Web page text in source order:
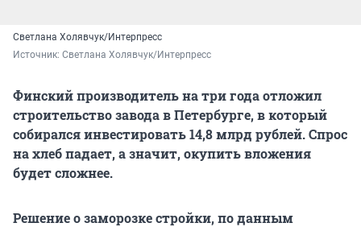
Светлана Холявчук/Интерпресс
Источник: Светлана Холявчук/Интерпресс
Финский производитель на три года отложил
строительство завода в Петербурге, в который
собирался инвестировать 14,8 млрд рублей. Спрос
на хлеб падает, а значит, окупить вложения
будет сложнее.
Решение о заморозке стройки, по данным